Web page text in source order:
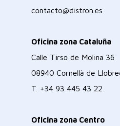
contacto@distron.es
Oficina zona Cataluña
Calle Tirso de Molina 36
08940 Cornellà de
T. +34 93 445 43 22
Oficina zona Centro